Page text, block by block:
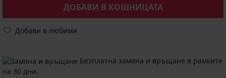
ДОБАВИ В КОШНИЦАТА
Добави в любими
Безплатна замяна и връщане в рамките
на 30 дни.